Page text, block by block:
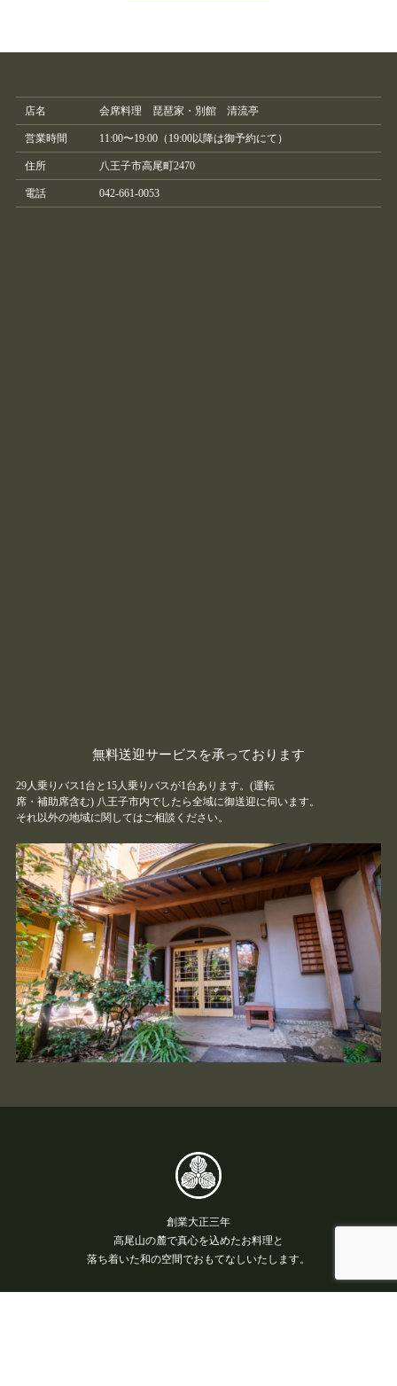
店名 会席料理 琵琶家・別館 清流亭
営業時間 11:00〜19:00（19:00以降は御予約にて）
住所 八王子市高尾町2470
電話 042-661-0053
無料送迎サービスを承っております
29人乗りバス1台と15人乗りバスが1台あります。(運転
席・補助席含む) 八王子市内でしたら全域に御送迎に伺います。
それ以外の地域に関してはご相談ください。
創業大正三年
高尾山の麓で真心を込めたお料理と
落ち着いた和の空間でおもてなしいたします。